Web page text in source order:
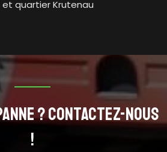
quartier Krutenau
? Contactez-nous
!